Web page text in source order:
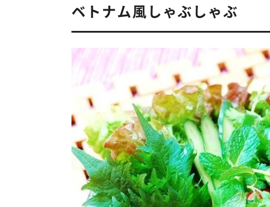
ベトナム風しゃぶしゃぶ